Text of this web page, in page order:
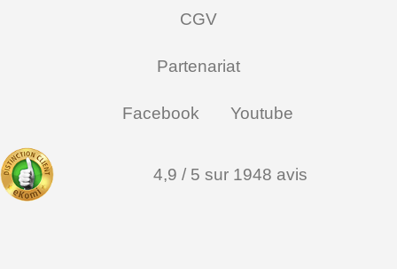
CGV
Partenariat
Facebook Youtube
4,9 / 5 sur 1948 avis